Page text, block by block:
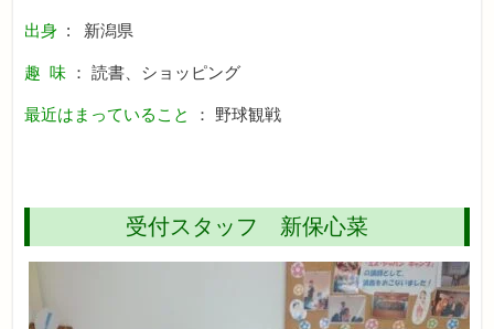
出身 : 新潟県
趣 味 ： 読書、ショッピング
最近はまっていること ： 野球観戦
受付スタッフ 新保心菜